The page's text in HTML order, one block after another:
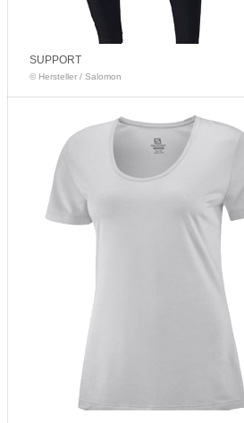
SUPPORT
© Hersteller/ Salomon